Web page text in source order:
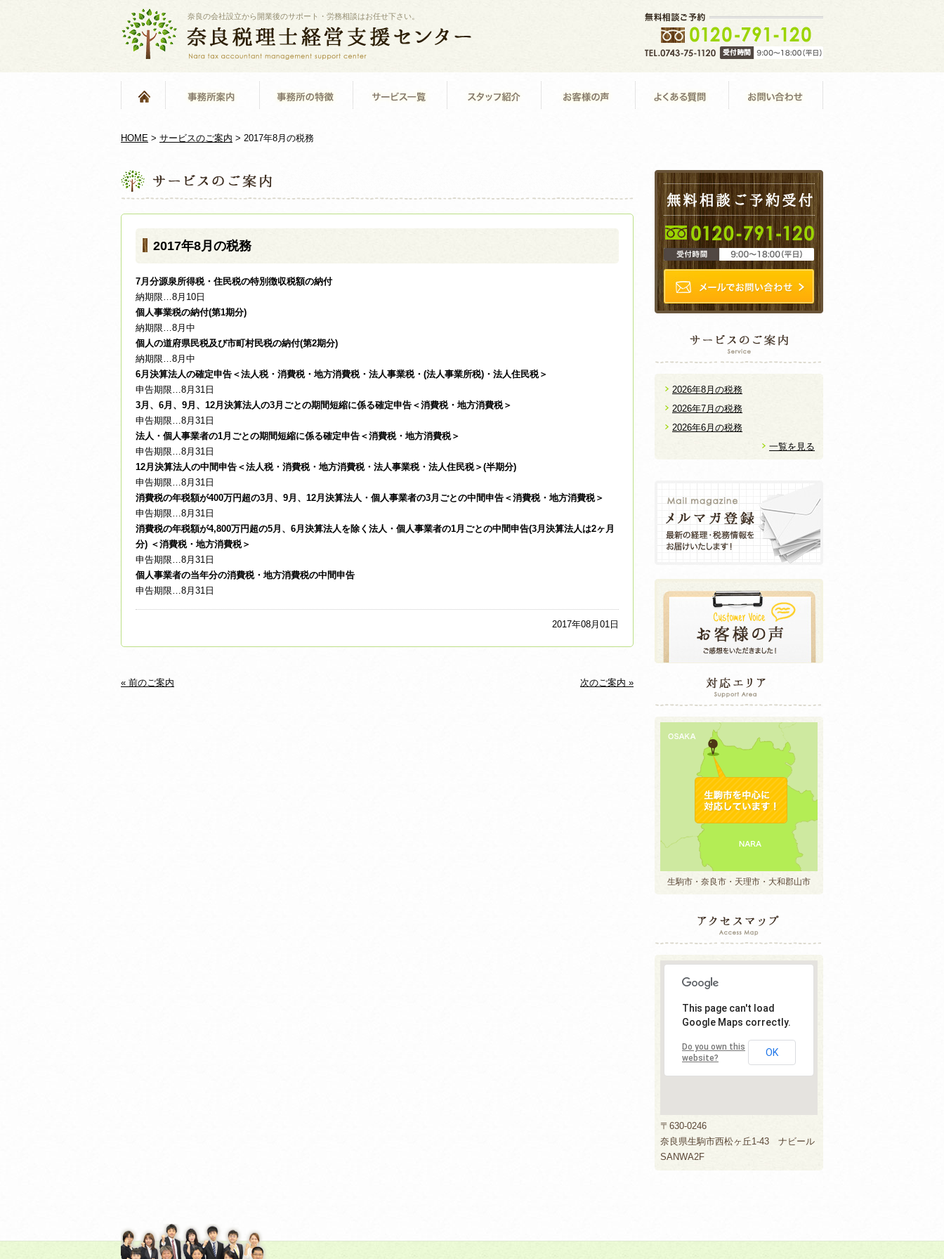
奈良の会社設立から開業後のサポート・労務相談はお任せ下さい。
HOME > サービスのご案内 > 2017年8月の税務
2017年8月の税務
7月分源泉所得税・住民税の特別徴収税額の納付
納期限…8月10日
個人事業税の納付(第1期分)
納期限…8月中
個人の道府県民税及び市町村民税の納付(第2期分)
納期限…8月中
6月決算法人の確定申告＜法人税・消費税・地方消費税・法人事業税・(法人事業所税)・法人住民税＞
申告期限…8月31日
3月、6月、9月、12月決算法人の3月ごとの期間短縮に係る確定申告＜消費税・地方消費税＞
申告期限…8月31日
法人・個人事業者の1月ごとの期間短縮に係る確定申告＜消費税・地方消費税＞
申告期限…8月31日
12月決算法人の中間申告＜法人税・消費税・地方消費税・法人事業税・法人住民税＞(半期分)
申告期限…8月31日
消費税の年税額が400万円超の3月、9月、12月決算法人・個人事業者の3月ごとの中間申告＜消費税・地方消費税＞
申告期限…8月31日
消費税の年税額が4,800万円超の5月、6月決算法人を除く法人・個人事業者の1月ごとの中間申告(3月決算法人は2ヶ月
分) ＜消費税・地方消費税＞
申告期限…8月31日
個人事業者の当年分の消費税・地方消費税の中間申告
申告期限…8月31日
2017年08月01日
« 前のご案内 次のご案内 »
2026年8月の税務
2026年7月の税務
2026年6月の税務
一覧を見る
生駒市・奈良市・天理市・大和郡山市
This page can't load
Google Maps correctly.
Do you own this
website?
OK
〒630-0246
奈良県生駒市西松ヶ丘1-43 ナビール
SANWA2F